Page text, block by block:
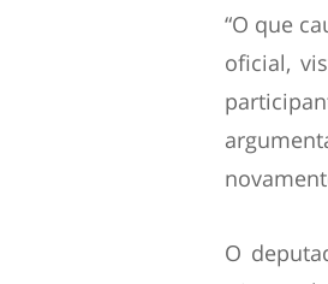
“O que
oficial,
O